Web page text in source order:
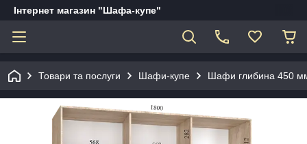
Інтернет магазин "Шафа-купе"
Товари та послуги Шафи-купе Шафи глибина 450